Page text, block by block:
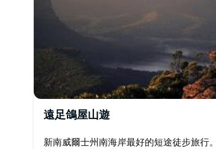
遠足鴿屋山遊
新南威爾士州南海岸最好的短途徒步旅行